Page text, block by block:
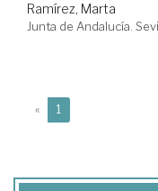
Ramírez, Marta
Junta de Andalucía.
« 1